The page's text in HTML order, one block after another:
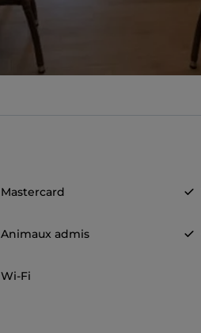
Mastercard
Animaux admis
Wi-Fi